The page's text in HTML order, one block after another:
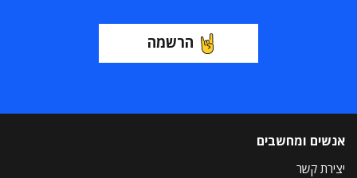
הרשמה
אנשים ומחשבים
יצירת קשר